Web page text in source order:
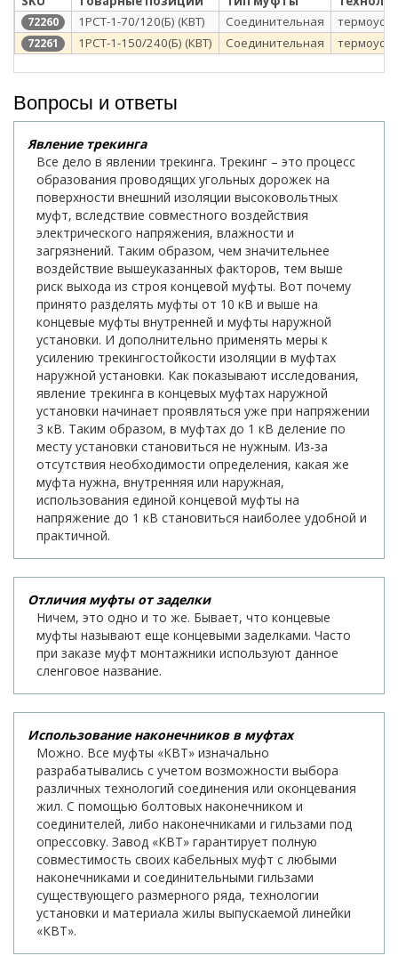
72260 1РСТ-1-70/120(Б) (КВТ) Соединительная
72261 1РСТ-1-150/240(Б) (КВТ) Соединительная
Вопросы и ответы
Явление трекинга
Все дело в явлении трекинга. Трекинг – это процесс
образования проводящих угольных дорожек на
поверхности внешний изоляции высоковольтных
муфт, вследствие совместного воздействия
электрического напряжения, влажности и
загрязнений. Таким образом, чем значительнее
воздействие вышеуказанных факторов, тем выше
риск выхода из строя концевой муфты. Вот почему
принято разделять муфты от 10 кВ и выше на
концевые муфты внутренней и муфты наружной
установки. И дополнительно применять меры к
усилению трекингостойкости изоляции в муфтах
наружной установки. Как показывают исследования,
явление трекинга в концевых муфтах наружной
установки начинает проявляться уже при напряжении
3 кВ. Таким образом, в муфтах до 1 кВ деление по
месту установки становиться не нужным. Из-за
отсутствия необходимости определения, какая же
муфта нужна, внутренняя или наружная,
использования единой концевой муфты на
напряжение до 1 кВ становиться наиболее удобной и
практичной.
Отличия муфты от заделки
Ничем, это одно и то же. Бывает, что концевые
муфты называют еще концевыми заделками. Часто
при заказе муфт монтажники используют данное
сленговое название.
Использование наконечников в муфтах
Можно. Все муфты «КВТ» изначально
разрабатывались с учетом возможности выбора
различных технологий соединения или оконцевания
жил. С помощью болтовых наконечником и
соединителей, либо наконечниками и гильзами под
опрессовку. Завод «КВТ» гарантирует полную
совместимость своих кабельных муфт с любыми
наконечниками и соединительными гильзами
существующего размерного ряда, технологии
установки и материала жилы выпускаемой линейки
«КВТ».